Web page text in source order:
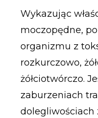
Wykazując
moczopędne,
organizmu z
rozkurczowo,
żółciotwórczo.
zaburzeniach
dolegliwościach